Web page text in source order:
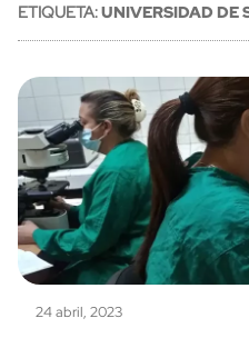
ETIQUETA:UNIVERSIDAD DE
24 abril, 2023